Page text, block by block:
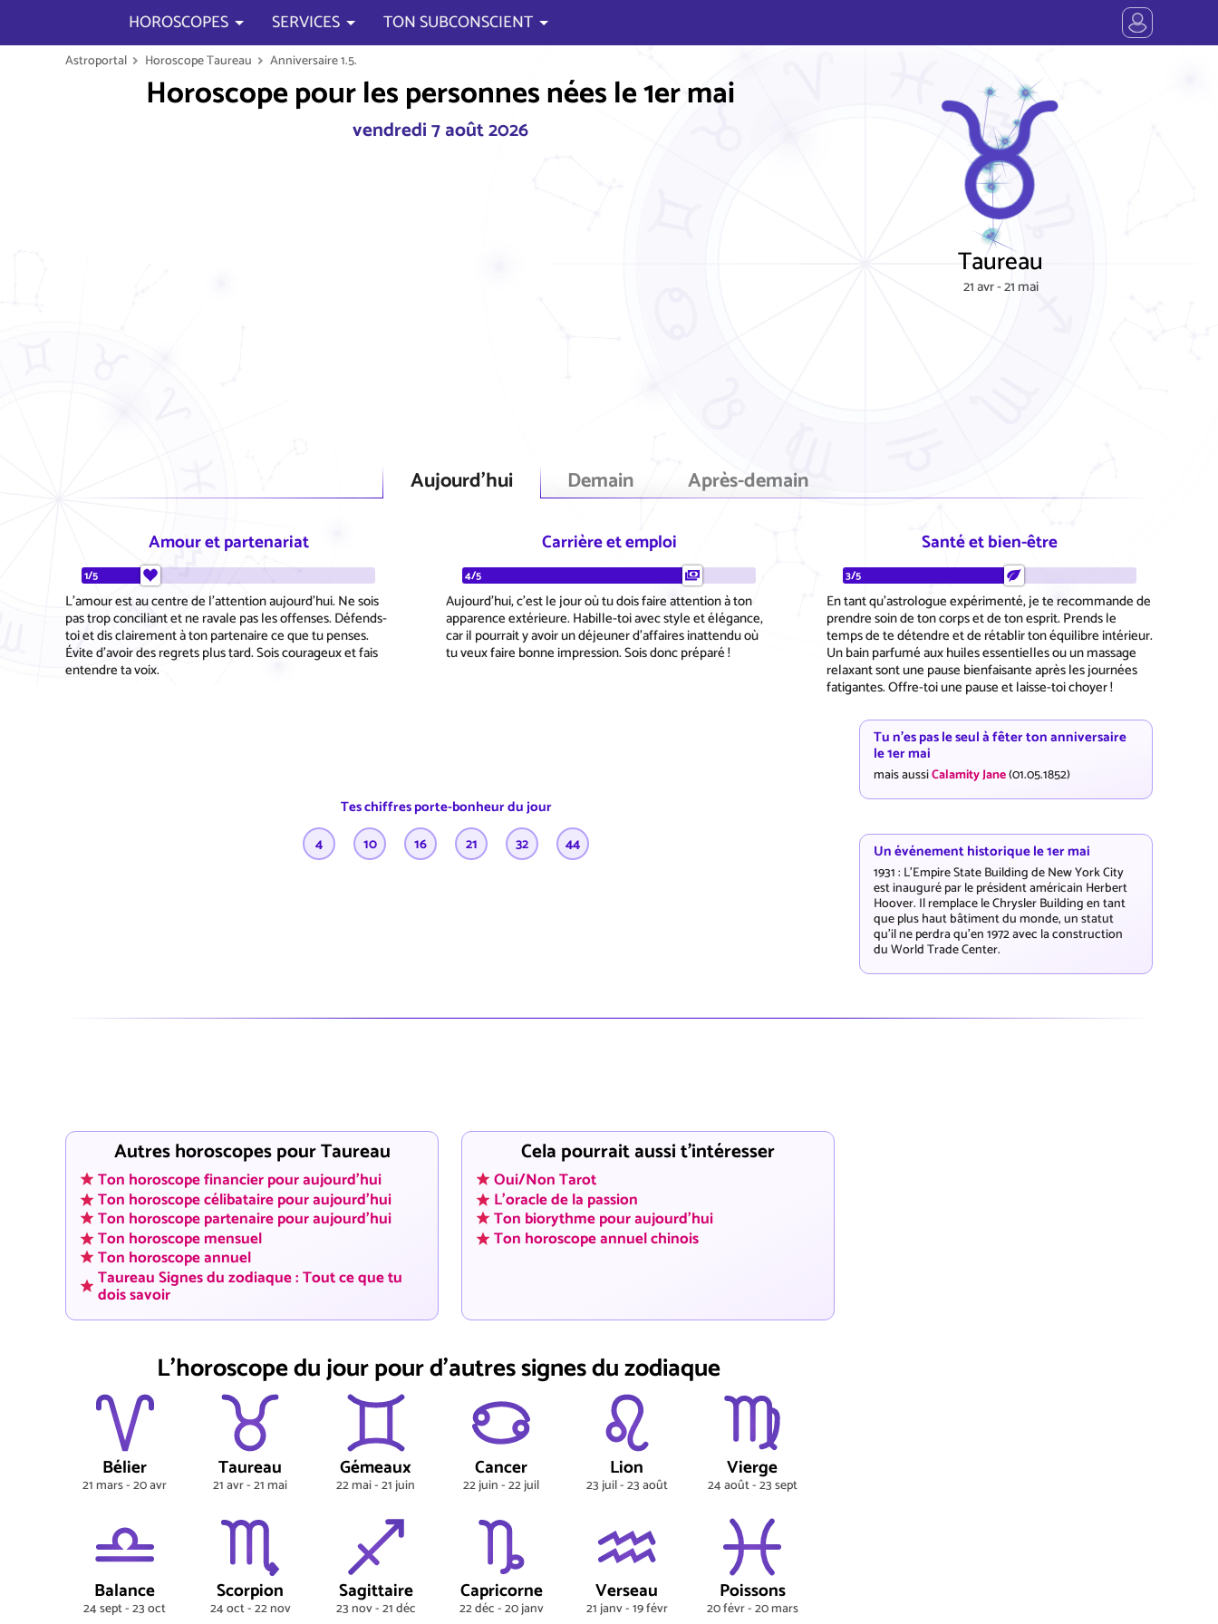
HOROSCOPES SERVICES TON SUBCONSCIENT
Astroportal Horoscope Taureau Anniversaire 1.5.
Horoscope pour les personnes nées le 1er mai
vendredi 7 août 2026
Taureau
21 avr - 21 mai
Aujourd'hui Demain Après-demain
Amour et partenariat
1/5
L'amour est au centre de l'attention aujourd'hui. Ne sois
pas trop conciliant et ne ravale pas les offenses. Défends-
toi et dis clairement à ton partenaire ce que tu penses.
Évite d'avoir des regrets plus tard. Sois courageux et fais
entendre ta voix.
Carrière et emploi
4/5
Aujourd'hui, c'est le jour où tu dois faire attention à ton
apparence extérieure. Habille-toi avec style et élégance,
car il pourrait y avoir un déjeuner d'affaires inattendu où
tu veux faire bonne impression. Sois donc préparé !
Santé et bien-être
3/5
En tant qu'astrologue expérimenté, je te recommande de
prendre soin de ton corps et de ton esprit. Prends le
temps de te détendre et de rétablir ton équilibre intérieur.
Un bain parfumé aux huiles essentielles ou un massage
relaxant sont une pause bienfaisante après les journées
fatigantes. Offre-toi une pause et laisse-toi choyer !
Tes chiffres porte-bonheur du jour
4
10 16 21 32 44
Tu n'es pas le seul à fêter ton anniversaire
le 1er mai
mais aussiCalamity Jane(01.05.1852)
Un événement historique le 1er mai
1931 : L'Empire State Building de New York City
est inauguré par le président américain Herbert
Hoover. Il remplace le Chrysler Building en tant
que plus haut bâtiment du monde, un statut
qu'il ne perdra qu'en 1972 avec la construction
du World Trade Center.
Autres horoscopes pour Taureau
Ton horoscope financier pour aujourd'hui
Ton horoscope célibataire pour aujourd'hui
Ton horoscope partenaire pour aujourd'hui
Ton horoscope mensuel
Ton horoscope annuel
Taureau Signes du zodiaque : Tout ce que tu
dois savoir
Cela pourrait aussi t'intéresser
Oui/Non Tarot
L'oracle de la passion
Ton biorythme pour aujourd'hui
Ton horoscope annuel chinois
L'horoscope du jour pour d'autres signes du zodiaque
Bélier
21 mars - 20 avr
Taureau
21 avr - 21 mai
Gémeaux
22 mai - 21 juin
Cancer
22 juin - 22 juil
Lion
23 juil - 23 août
Vierge
24 août - 23 sept
Balance
24 sept - 23 oct
Scorpion
24 oct - 22 nov
Sagittaire
23 nov - 21 déc
Capricorne
22 déc - 20 janv
Verseau
21 janv - 19 févr
Poissons
20 févr - 20 mars